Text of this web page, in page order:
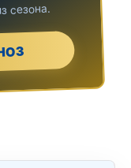
сезона.